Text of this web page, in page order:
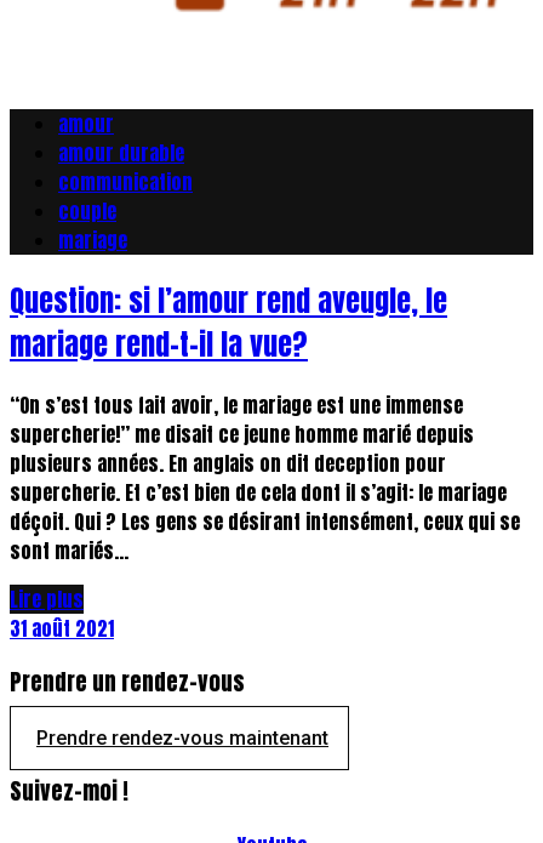
amour
amour durable
communication
couple
mariage
Question: si l’amour rend aveugle, le
mariage rend-t-il la vue?
“On s’est tous fait avoir, le mariage est une immense
supercherie!” me disait ce jeune homme marié depuis
plusieurs années. En anglais on dit deception pour
supercherie. Et c’est bien de cela dont il s’agit: le mariage
déçoit. Qui ? Les gens se désirant intensément, ceux qui se
sont mariés...
Lire plus
31 août 2021
Prendre un rendez-vous
Prendre rendez-vous maintenant
Suivez-moi !